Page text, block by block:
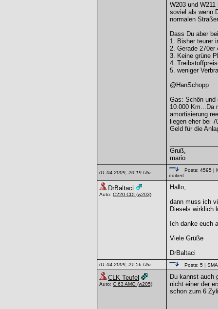
W203 und
soviel als wenn
normalen
Dass Du aber
1. Bisher teurer
2. Gerade 270er
3. Keine grüne
4.
5. weniger
@HanSchopp
Gas: Schön und
10.000 Km...Da
amortisierung
liegen eher bei
Geld für die
Gruß,
mario
01.04.2009, 20:19 Uhr Posts: 4595 |
editiert
DrBaltaci
Auto: C220 CDI (w203)
Hallo,
dann muss ich
Diesels wirklich
Ich danke euch
Viele Grüße
DrBaltaci
01.04.2009, 21:56 Uhr Posts: 5 |
CLK Teufel
Auto: C 63 AMG (w205)
Du kannst auch
nicht einer der
schon zum 6